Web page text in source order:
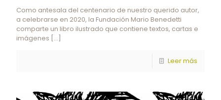
Como antesala del centenario de nuestro querido autor,
a celebrarse en 2020, la Fundación Mario Benedetti
comparte un libro ilustrado que contiene textos, cartas e
imágenes […]
Leer más